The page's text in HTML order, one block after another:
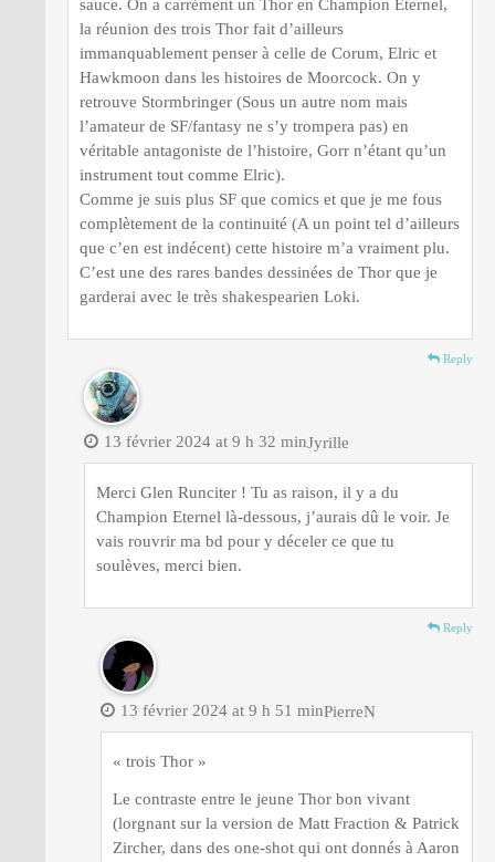
sauce. On a carrément un Thor en Champion Éternel,
la réunion des trois Thor fait d’ailleurs
immanquablement penser à celle de Corum, Elric et
Hawkmoon dans les histoires de Moorcock. On y
retrouve Stormbringer (Sous un autre nom mais
l’amateur de SF/fantasy ne s’y trompera pas) en
véritable antagoniste de l’histoire, Gorr n’étant qu’un
instrument tout comme Elric).
Comme je suis plus SF que comics et que je me fous
complètement de la continuité (A un point tel d’ailleurs
que c’en est indécent) cette histoire m’a vraiment plu.
C’est une des rares bandes dessinées de Thor que je
garderai avec le très shakespearien Loki.
Reply
Jyrille
13 février 2024 at 9 h 32 min
Merci Glen Runciter ! Tu as raison, il y a du
Champion Eternel là-dessous, j’aurais dû le voir. Je
vais rouvrir ma bd pour y déceler ce que tu
soulèves, merci bien.
Reply
PierreN
13 février 2024 at 9 h 51 min
« trois Thor »
Le contraste entre le jeune Thor bon vivant
(lorgnant sur la version de Matt Fraction & Patrick
Zircher, dans des one-shot qui ont donnés à Aaron